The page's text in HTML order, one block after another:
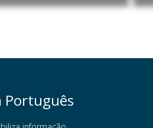
Português